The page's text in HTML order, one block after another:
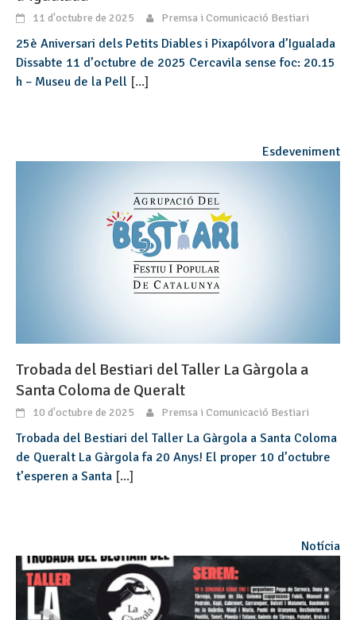
11 d'octubre de 2025 Premsa i Comunicació Bestiari
25è Aniversari dels Petits Diables i Pixapólvora d’Igualada
Dissabte 11 d’octubre de 2025 Cercavila sense foc: 20.15
h – Museu de la Pell [...]
Esdeveniment
Trobada del Bestiari del Taller La Gàrgola a
Santa Coloma de Queralt
10 d'octubre de 2025 Premsa i Comunicació Bestiari
Trobada del Bestiari del Taller La Gàrgola a Santa Coloma
de Queralt La Gàrgola fa 20 Anys! El proper 10 d’octubre
t’esperen a Santa [...]
Notícia